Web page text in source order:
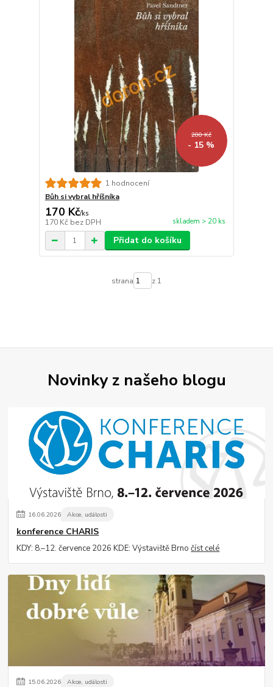
200 Kč
- 15 %
1 hodnocení
Bůh si vybral hříšníka
170 Kč/ks
170 Kč bez DPH skladem > 20 ks
Přidat do košíku
strana z 1
Novinky z našeho blogu
16.06.2026 Akce, události
konference CHARIS
KDY: 8.–12. července 2026 KDE: Výstaviště Brnočíst celé
15.06.2026 Akce, události